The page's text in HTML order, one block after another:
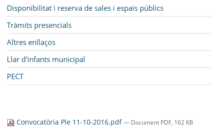
Disponibilitat i reserva de sales i espais públics
Tràmits presencials
Altres enllaços
Llar d'infants municipal
PECT
Convocatòria Ple 11-10-2016.pdf— Document PDF, 162 KB